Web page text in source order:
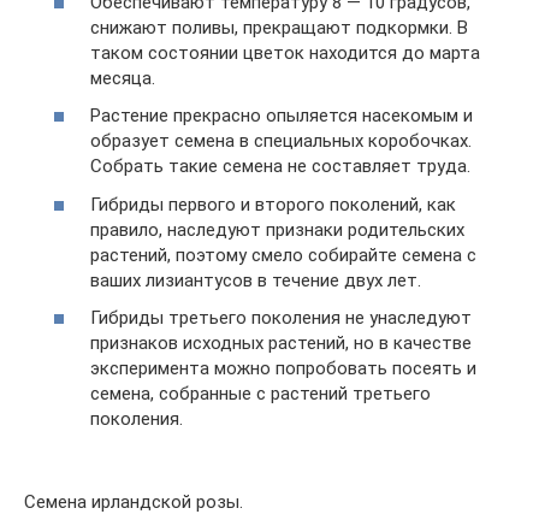
снижают поливы, прекращают подкормки. В
таком состоянии цветок находится до марта
месяца.
Растение прекрасно опыляется насекомым и
образует семена в специальных коробочках.
Собрать такие семена не составляет труда.
Гибриды первого и второго поколений, как
правило, наследуют признаки родительских
растений, поэтому смело собирайте семена с
ваших лизиантусов в течение двух лет.
Гибриды третьего поколения не унаследуют
признаков исходных растений, но в качестве
эксперимента можно попробовать посеять и
семена, собранные с растений третьего
поколения.
Семена ирландской розы.